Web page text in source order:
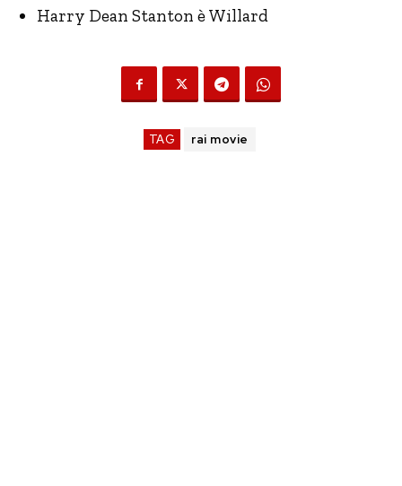
Harry Dean Stanton è Willard
TAG rai movie